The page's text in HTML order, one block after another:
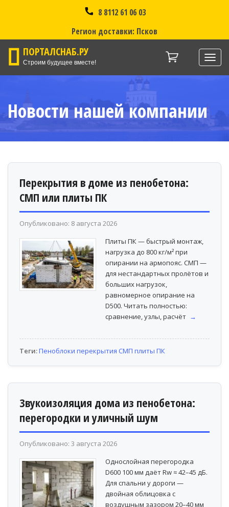
8 8112 61 06 03
Регион доставки: Псков
ПОРТАЛСНАБ.РУ
Строим будущее вместе!
Новости нашей компании
Перекрытия в доме из пенобетона:
СМП или плиты ПК
Опубликовано: 8 августа 2026
Плиты ПК — быстрый монтаж,
нагрузка до 800 кг/м² при
опирании на армопояс. СМП —
для нестандартных пролётов и
больших нагрузок,
равномерное опирание на
D500. Читать полностью:
сравнение, узлы, расчёт →
Теги:Пеноблоки перекрытия СМП плиты ПК
Звукоизоляция дома из пенобетона:
перегородки и уличный шум
Опубликовано: 3 августа 2026
Однослойная перегородка
D600 100 мм даёт Rw ≈ 42–45 дБ.
Для спальни у дороги —
двойная облицовка с
воздушным зазором 20–40 мм